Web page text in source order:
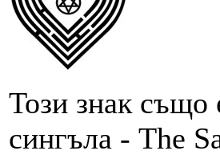
Този знак също
сингъла - The